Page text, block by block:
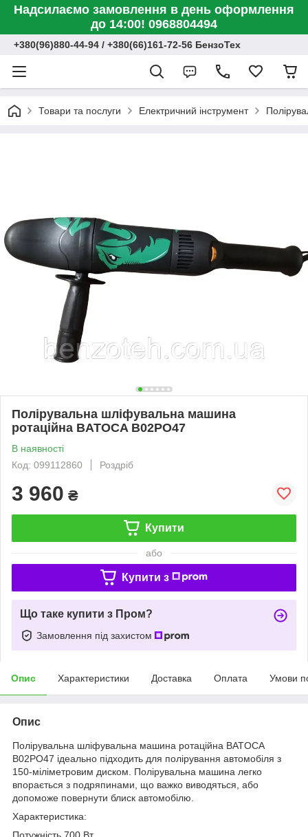
Надсилаємо замовлення в день оформлення
до 14:00! 0968804494
+380(96)880-44-94 / +380(66)161-72-56 БензоТех
Товари та послуги Електричний інструмент
Полірувальна шліфувальна машина
ротаційна BATOCA B02PO47
В наявності
Код: 099112860
Роздріб
3 960 ₴
Купити
або
Купити з
Що таке купити з Пром?
Замовлення під захистом
Опис Характеристики Доставка Оплата Умови
Опис
Полірувальна шліфувальна машина ротаційна BATOCA
B02PO47 ідеально підходить для полірування автомобіля з
150-міліметровим диском. Полірувальна машина легко
впорається з подряпинами, що важко виводяться, або
допоможе повернути блиск автомобілю.
Характеристика:
Потужність 700 Вт